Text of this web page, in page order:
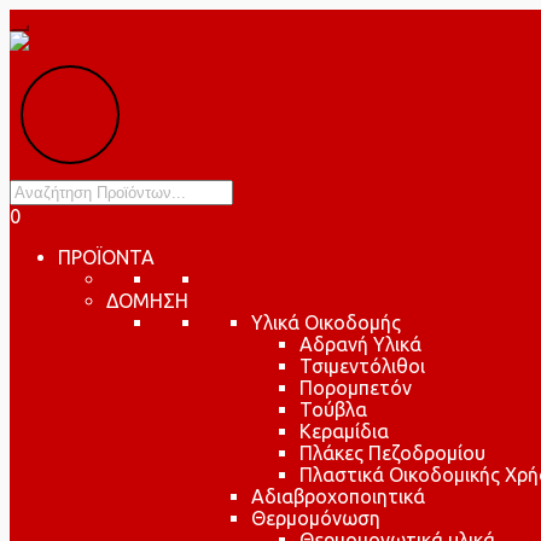
Products
search
0
ΠΡΟΪΟΝΤΑ
ΔΟΜΗΣΗ
Υλικά Οικοδομής
Αδρανή Υλικά
Τσιμεντόλιθοι
Πορομπετόν
Τούβλα
Κεραμίδια
Πλάκες Πεζοδρομίου
Πλαστικά Οικοδομικής
Αδιαβροχοποιητικά
Θερμομόνωση